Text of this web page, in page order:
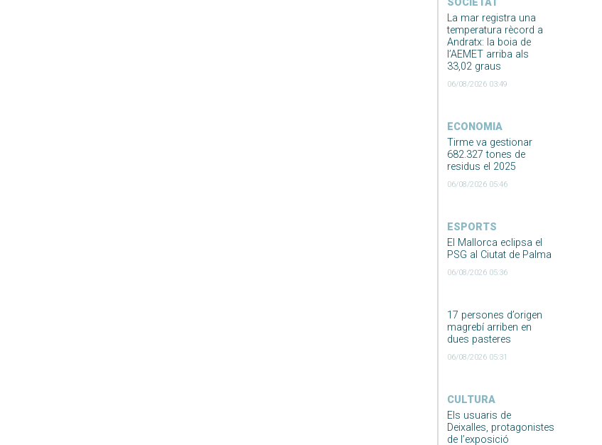
La mar registra una
temperatura rècord a
Andratx: la boia de
l’AEMET arriba als
33,02 graus
06/08/2026 03:49
ECONOMIA
Tirme va gestionar
682.327 tones de
residus el 2025
06/08/2026 05:46
ESPORTS
El Mallorca eclipsa el
PSG al Ciutat de Palma
06/08/2026 05:36
17 persones d’origen
magrebí arriben en
dues pasteres
06/08/2026 05:31
CULTURA
Els usuaris de
Deixalles, protagonistes
de l’exposició